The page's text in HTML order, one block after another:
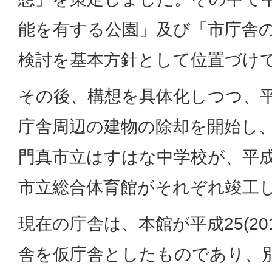
能を有する公園」及び「市庁舎
検討を基本方針として位置づけ
その後、構想を具体化しつつ、
庁舎周辺の建物の除却を開始し
門真市立はすはな中学校が、平
市立総合体育館がそれぞれ竣工
現在の庁舎は、本館が平成
舎を仮庁舎としたものであり、